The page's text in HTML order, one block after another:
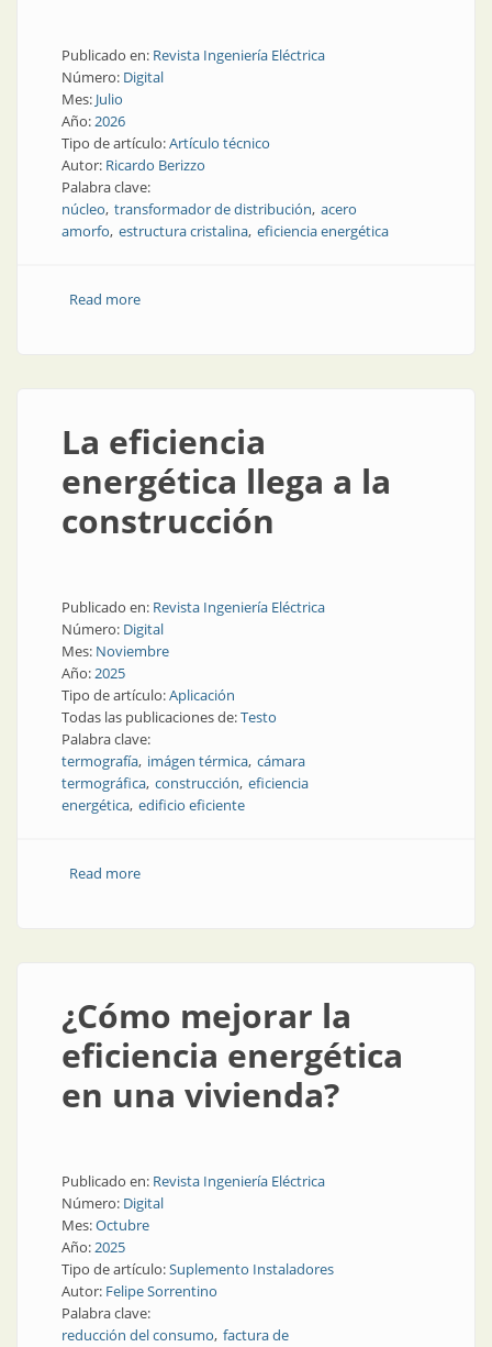
Publicado en: Revista Ingeniería Eléctrica
Número: Digital
Mes: Julio
Año:2026
Tipo de artículo:Artículo técnico
Autor: Ricardo Berizzo
Palabra clave:
núcleo transformador de distribución acero
amorfo estructura cristalina eficiencia energética
Read moreabout Diferencia entre núcleos: acero amorfo o acero
La eficiencia
energética llega a la
construcción
Publicado en: Revista Ingeniería Eléctrica
Número: Digital
Mes: Noviembre
Año:2025
Tipo de artículo:Aplicación
Todas las publicaciones de:Testo
Palabra clave:
termografía imágen térmica cámara
termográfica construcción eficiencia
energética edificio eficiente
Read moreabout La eficiencia energética llega a la construcción
¿Cómo mejorar la
eficiencia energética
en una vivienda?
Publicado en: Revista Ingeniería Eléctrica
Número: Digital
Mes:Octubre
Año:2025
Tipo de artículo:Suplemento Instaladores
Autor: Felipe Sorrentino
Palabra clave:
reducción del consumo factura de